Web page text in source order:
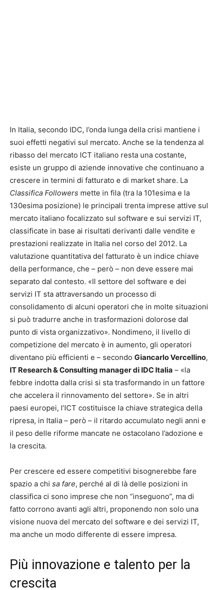
In Italia, secondo IDC, l’onda lunga della crisi mantiene i
suoi effetti negativi sul mercato. Anche se la tendenza al
ribasso del mercato ICT italiano resta una costante,
esiste un gruppo di aziende innovative che continuano a
crescere in termini di fatturato e di market share. La
Classifica Followers mette in fila (tra la 101esima e la
130esima posizione) le principali trenta imprese attive sul
mercato italiano focalizzato sul software e sui servizi IT,
classificate in base ai risultati derivanti dalle vendite e
prestazioni realizzate in Italia nel corso del 2012. La
valutazione quantitativa del fatturato è un indice chiave
della performance, che – però – non deve essere mai
separato dal contesto. «Il settore del software e dei
servizi IT sta attraversando un processo di
consolidamento di alcuni operatori che in molte situazioni
si può tradurre anche in trasformazioni dolorose dal
punto di vista organizzativo». Nondimeno, il livello di
competizione del mercato è in aumento, gli operatori
diventano più efficienti e – secondo Giancarlo Vercellino,
IT Research & Consulting manager di IDC Italia – «la
febbre indotta dalla crisi si sta trasformando in un fattore
che accelera il rinnovamento del settore». Se in altri
paesi europei, l’ICT costituisce la chiave strategica della
ripresa, in Italia – però – il ritardo accumulato negli anni e
il peso delle riforme mancate ne ostacolano l’adozione e
la crescita.
Per crescere ed essere competitivi bisognerebbe fare
spazio a chi sa fare, perché al di là delle posizioni in
classifica ci sono imprese che non “inseguono”, ma di
fatto corrono avanti agli altri, proponendo non solo una
visione nuova del mercato del software e dei servizi IT,
ma anche un modo differente di essere impresa.
Più innovazione e talento per la
crescita